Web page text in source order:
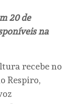
20 de
na
recebe no
Respiro,